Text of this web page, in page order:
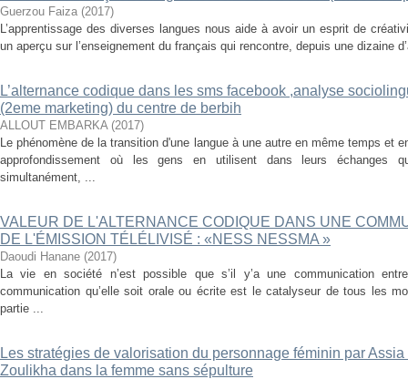
Guerzou Faiza (2017)
L’apprentissage des diverses langues nous aide à avoir un esprit de
un aperçu sur l’enseignement du français qui rencontre, depuis une dizaine
L’alternance codique dans les sms facebook ,analyse
(2eme marketing) du centre de berbih
ALLOUT EMBARKA (2017)
Le phénomène de la transition d'une langue à une autre en même temps et
approfondissement où les gens en utilisent dans leurs échanges
simultanément, ...
VALEUR DE L'ALTERNANCE CODIQUE DANS UNE
DE L'ÉMISSION TÉLÉLIVISÉ : «NESS NESSMA »
Daoudi Hanane (2017)
La vie en société n’est possible que s’il y’a une communication
communication qu’elle soit orale ou écrite est le catalyseur de tous les
partie ...
Les stratégies de valorisation du personnage féminin par
Zoulikha dans la femme sans sépulture